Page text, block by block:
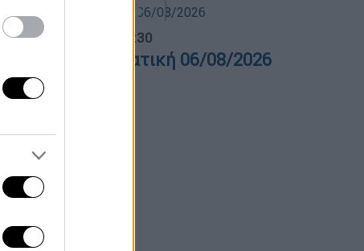
| 06.08.2026 14:30
στην νοηματική 06/08/2026